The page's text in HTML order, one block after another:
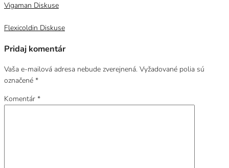
Vigaman Diskuse
Flexicoldin Diskuse
Pridaj komentár
Vaša e-mailová adresa nebude zverejnená. Vyžadované polia sú
označené *
Komentár *